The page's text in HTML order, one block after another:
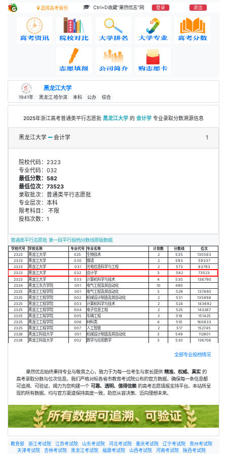
选择高考省份 Ctrl+D收藏“果然优志”网 登录 退出
黑龙江大学
1941年 黑龙江.哈尔滨 本科 公办 综合
2025年浙江高考普通类平行志愿批 黑龙江大学 的 会计学 专业录取分数溯源信息
黑龙江大学 会计学 1
院校代码：2323
专业代码：032
最低分数：582
最低位次：73523
录取批次：普通类平行志愿批
专业层次：本科
限考科目： 不限
投档次数：1
普通类平行志愿批 第一段平行投档分数线原版数据
学校代号 学校名称 专业代号 专业名称 计划数 分数线
位次
2323
黑龙江大学 025 生物技术 2 535
130563
2323
黑龙江大学 030 俄语 2 593
59337
2323
黑龙江大学 031 光电信息科学与工程 2 573
83793
2323
黑龙江大学 032 会计学 3 582
73523
2323
黑龙江大学 033 计算机科学与技术 4 530
136790
2324
黑龙江东方学院 001 电气工程及其自动化 10
490
2325
黑龙江工程学院 001 电气工程及其自动化 3 529
137890
2325
黑龙江工程学院 002 机械设计制造及其自动化 2 531
135898
2325
黑龙江工程学院 003 计算机科学与技术 2 524
143692
2325
黑龙江工程学院 004 电子信息工程 2 525
143267
2325
黑龙江工程学院 005 车辆工程 2 518
151425
2325
黑龙江工程学院 006 材料类 4 510
160833
2325
黑龙江工程学院 007 人工智能 2 517
152745
2328
黑龙江科技大学 001 机械设计制造及其自动化 3 549
112801
2328
黑龙江科技大学 002 数学与应用数学 3 530 136706
全部专业投档情况
果然优志始终秉持专业与敬畏之心，致力于为每一位考生与家长提供 精准、权威、真实的
高考录取分数与位次信息。我们严格对标各省市教育考试院公布的官方数据，确保每一条信息都
可追溯、可验证，竭力为您构建一个 可靠、透明、值得信赖 的高考志愿填报支持平台。本站所呈
现的所有数据，均与官方渠道保持高度一致，助您从容决策、迈向理想未来。
教育部 浙江考试院 江苏考试院 山东考试院 河北考试院 重庆考试院 辽宁考试院
贵州考试院
天津考试院
吉林考试院 黑龙江考试院 福建考试院 山西考试院 河南考试院
陕西考试院